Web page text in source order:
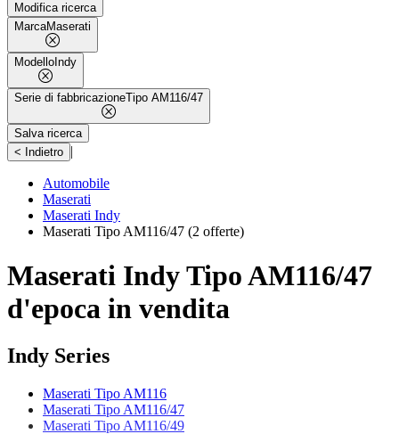
Modifica ricerca
MarcaMaserati
Modello Indy
Serie di fabbricazioneTipo AM116/47
Salva ricerca
< Indietro |
Automobile
Maserati
Maserati Indy
Maserati Tipo AM116/47 (2 offerte)
Maserati Indy Tipo AM116/47
d'epoca in vendita
Indy Series
Maserati Tipo AM116
Maserati Tipo AM116/47
Maserati Tipo AM116/49